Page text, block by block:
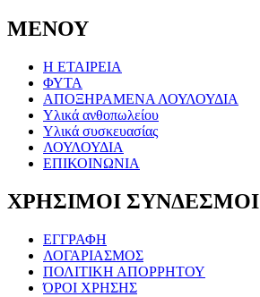
ΜΕΝΟΥ
Η ΕΤΑΙΡΕΙΑ
ΦΥΤΑ
ΑΠΟΞΗΡΑΜΕΝΑ ΛΟΥΛΟΥΔΙΑ
Υλικά ανθοπωλείου
Υλικά συσκευασίας
ΛΟΥΛΟΥΔΙΑ
ΕΠΙΚΟΙΝΩΝΙΑ
ΧΡΗΣΙΜΟΙ ΣΥΝΔΕΣΜΟΙ
ΕΓΓΡΑΦΗ
ΛΟΓΑΡΙΑΣΜΟΣ
ΠΟΛΙΤΙΚΗ ΑΠΟΡΡΗΤΟΥ
ΌΡΟΙ ΧΡΗΣΗΣ